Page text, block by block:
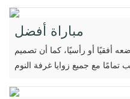
مباراة أفضل
أفقيًا أو رأسيًا، كما أن تصميم